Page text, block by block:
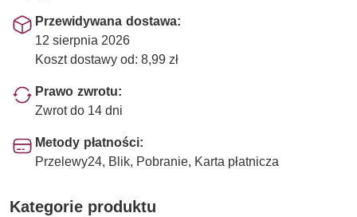
Przewidywana dostawa:
12 sierpnia 2026
Koszt dostawy od: 8,99 zł
Prawo zwrotu:
Zwrot do 14 dni
Metody płatności:
Przelewy24, Blik, Pobranie, Karta płatnicza
Kategorie produktu